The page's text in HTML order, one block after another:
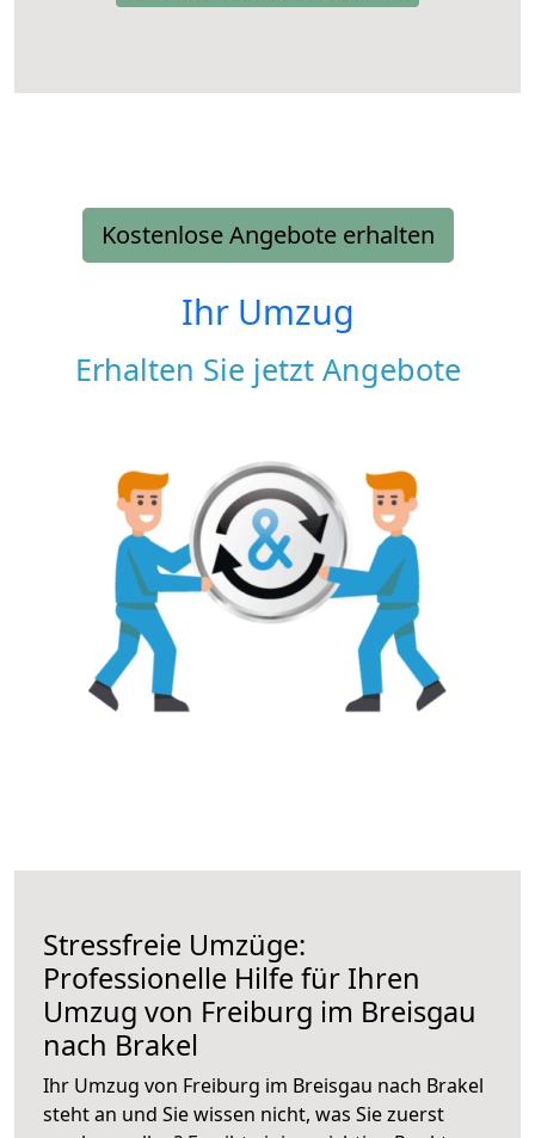
Kostenlose Angebote erhalten
Ihr Umzug
Erhalten Sie jetzt Angebote
Stressfreie Umzüge:
Professionelle Hilfe für Ihren
Umzug von Freiburg im Breisgau
nach Brakel
Ihr Umzug von Freiburg im Breisgau nach Brakel
steht an und Sie wissen nicht, was Sie zuerst